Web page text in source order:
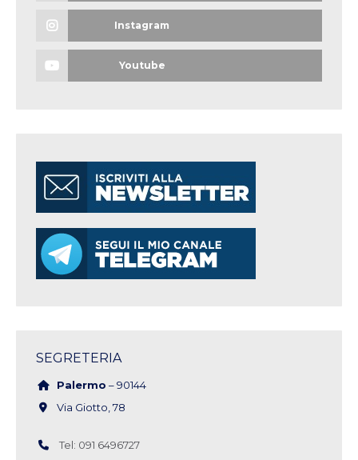
Instagram
Youtube
SEGRETERIA
Palermo – 90144
Via Giotto, 78
Tel: 091 6496727